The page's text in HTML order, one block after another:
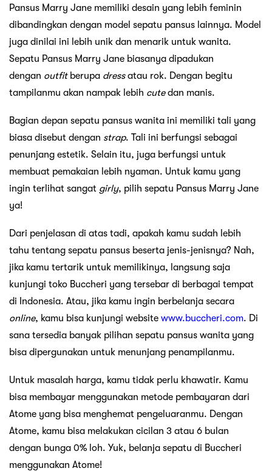
Pansus Marry Jane memiliki desain yang lebih feminin
dibandingkan dengan model sepatu pansus lainnya. Model
juga dinilai ini lebih unik dan menarik untuk wanita.
Sepatu Pansus Marry Jane biasanya dipadukan
dengan outfitberupa dressatau rok. Dengan begitu
tampilanmu akan nampak lebih cutedan manis.
Bagian depan sepatu pansus wanita ini memiliki tali yang
biasa disebut dengan strap. Tali ini berfungsi sebagai
penunjang estetik. Selain itu, juga berfungsi untuk
membuat pemakaian lebih nyaman. Untuk kamu yang
ingin terlihat sangat girly, pilih sepatu Pansus Marry Jane
ya!
Dari penjelasan di atas tadi, apakah kamu sudah lebih
tahu tentang sepatu pansus beserta jenis-jenisnya? Nah,
jika kamu tertarik untuk memilikinya, langsung saja
kunjungi toko Buccheri yang tersebar di berbagai tempat
di Indonesia. Atau, jika kamu ingin berbelanja secara
online, kamu bisa kunjungi website www.buccheri.com. Di
sana tersedia banyak pilihan sepatu pansus wanita yang
bisa dipergunakan untuk menunjang penampilanmu.
Untuk masalah harga, kamu tidak perlu khawatir. Kamu
bisa membayar menggunakan metode pembayaran dari
Atome yang bisa menghemat pengeluaranmu. Dengan
Atome, kamu bisa melakukan cicilan 3 atau 6 bulan
dengan bunga 0% loh. Yuk, belanja sepatu di Buccheri
menggunakan Atome!